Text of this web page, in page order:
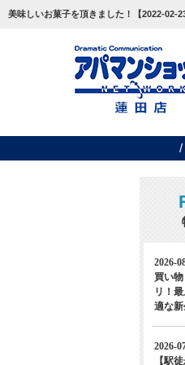
美味しいお菓子を頂きました！【2022-02-